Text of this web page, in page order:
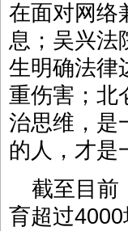
在面对网络
息；吴兴法
生明确法律
重伤害；北
治思维，是
的人，才是
截至目前
育超过